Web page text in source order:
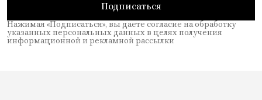
Подписаться
Нажимая «Подписаться», вы даете согласие на обработку
указанных персональных данных в целях получения
информационной и рекламной рассылки